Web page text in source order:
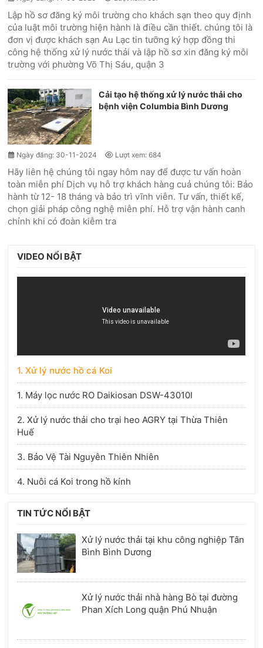
Lập hồ sơ đăng ký môi trường cho khách sạn theo quy định
của luật môi trường hiện hành là điều cần thiết. chúng tôi là
đơn vị được khách sạn Au Lạc tin tưỡng ký hợp đồng thi
công hệ thống xử lý nước thải và lập hồ sơ xin đăng ký môi
trường với phường Võ Thị Sáu, quận 3
Cải tạo hệ thống xử lý nước thải cho
bệnh viện Columbia Bình Dương
Ngày đăng: 30-11-2024 Lượt xem: 684
Hãy liên hệ chúng tôi ngay hôm nay để được tư vấn hoàn
toàn miễn phí Dịch vụ hỗ trợ khách hàng cuả chúng tôi: Bảo
hành từ 12- 18 tháng và bảo trì vĩnh viễn. Tư vấn, thiết kế,
chọn giải pháp công nghệ miễn phí. Hỗ trợ vận hành canh
chỉnh khi có đoàn kiễm tra
VIDEO NỔI BẬT
1. Xử lý nước hồ cá Koi
1. Máy lọc nước RO Daikiosan DSW-43010I
2. Xử lý nước thải cho trại heo AGRY tại Thừa Thiên
Huế
3. Bảo Vệ Tài Nguyên Thiên Nhiên
4. Nuôi cá Koi trong hồ kính
TIN TỨC NỔI BẬT
Xử lý nước thải tại khu công nghiệp Tân
Bình Bình Dương
Xử lý nước thải nhà hàng Bò tại đường
Phan Xích Long quận Phú Nhuận